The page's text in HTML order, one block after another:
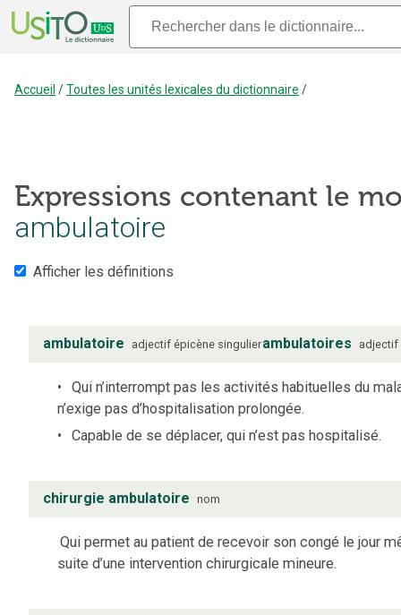
Accueil /Toutes les unités lexicales du dictionnaire /
Expressions contenant le
ambulatoire
Afficher les définitions
ambulatoire adjectif épicène singulierambulatoires adjectif
Qui n’interrompt pas les activités habituelles du
n’exige pas d’hospitalisation prolongée.
Capable de se déplacer, qui n’est pas hospitalisé.
chirurgie ambulatoire nom
Qui permet au patient de recevoir son congé le jour
suite d’une intervention chirurgicale mineure.